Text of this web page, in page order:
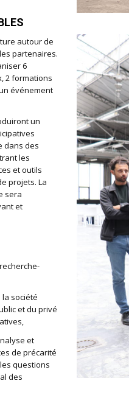
autour de
partenaires.
6
2 formations
événement
un
dans des
les
et outils
projets. La
sera
et
la société
et du privé
et
de précarité
questions
des